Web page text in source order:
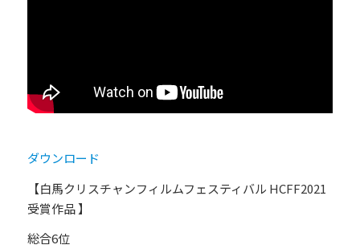
ダウンロード
【白馬クリスチャンフィルムフェスティバル HCFF2021
受賞作品 】
総合6位